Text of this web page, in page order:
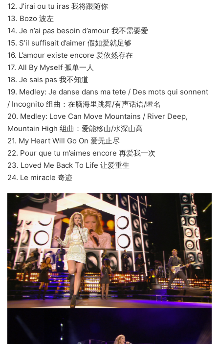
12. J’irai ou tu iras 我将跟随你
13. Bozo 波左
14. Je n’ai pas besoin d’amour 我不需要爱
15. S’il suffisait d’aimer 假如爱就足够
16. L’amour existe encore 爱依然存在
17. All By Myself 孤单一人
18. Je sais pas 我不知道
19. Medley: Je danse dans ma tete / Des mots qui sonnent
/ Incognito 组曲：在脑海里跳舞/有声话语/匿名
20. Medley: Love Can Move Mountains / River Deep,
Mountain High 组曲：爱能移山/水深山高
21. My Heart Will Go On 爱无止尽
22. Pour que tu m’aimes encore 再爱我一次
23. Loved Me Back To Life 让爱重生
24. Le miracle 奇迹